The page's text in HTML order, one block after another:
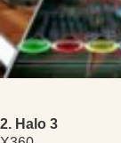
2. Halo 3